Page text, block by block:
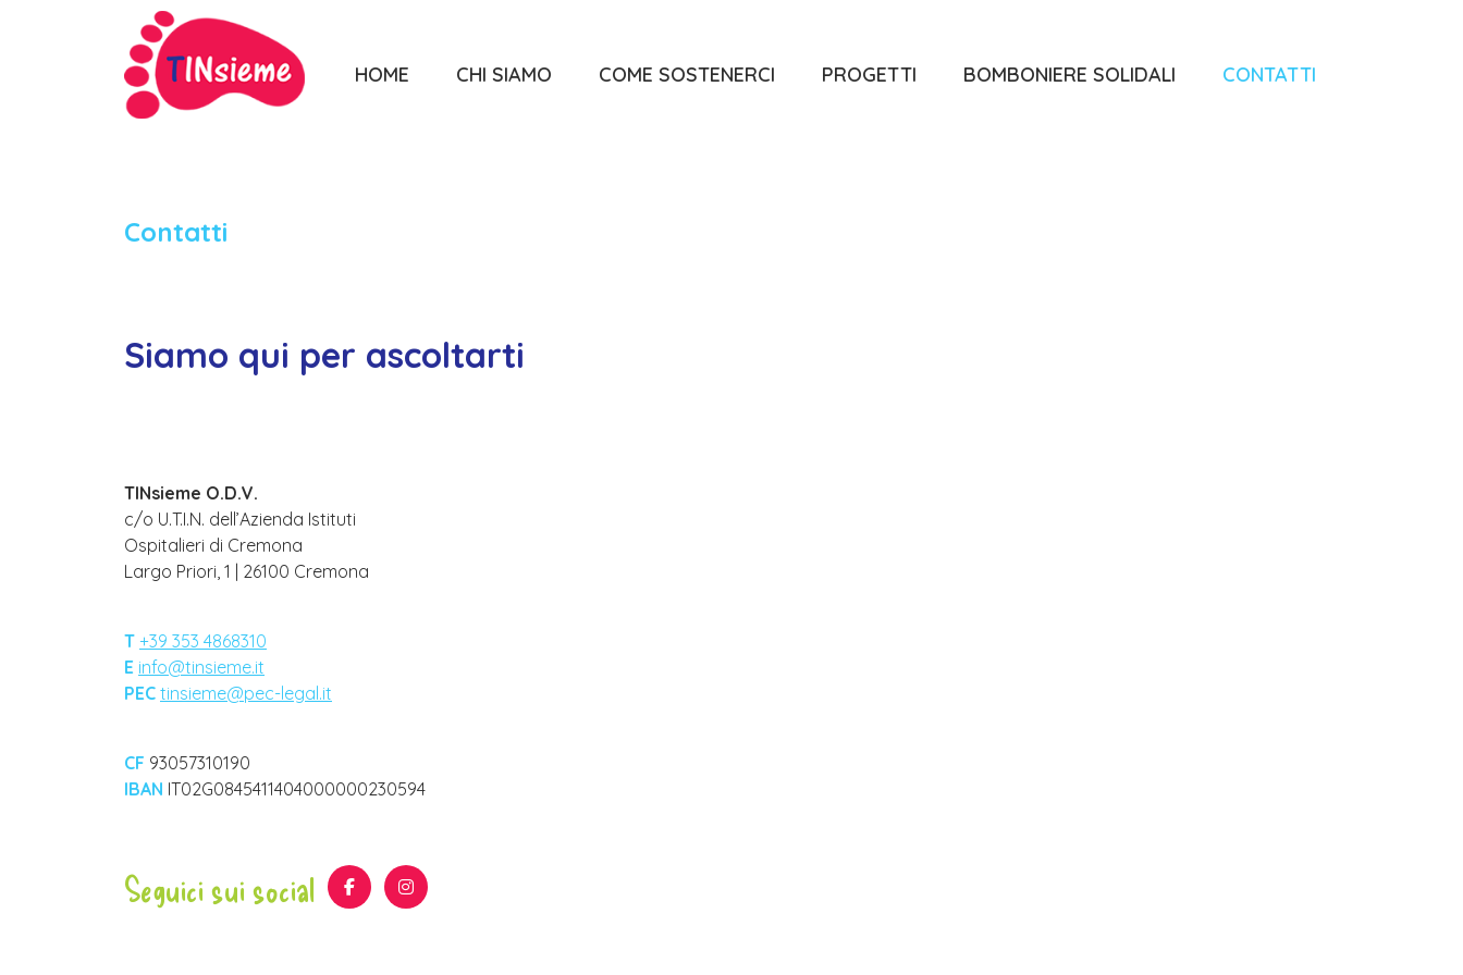
HOME CHI SIAMO COME SOSTENERCI PROGETTI BOMBONIERE SOLIDALI CONTATTI
Contatti
Siamo qui per ascoltarti
TINsieme O.D.V.
c/o U.T.I.N. dell’Azienda Istituti
Ospitalieri di Cremona
Largo Priori, 1 | 26100 Cremona
T +39 353 4868310
E info@tinsieme.it
PEC tinsieme@pec-legal.it
CF 93057310190
IBAN IT02G0845411404000000230594
Seguici sui social